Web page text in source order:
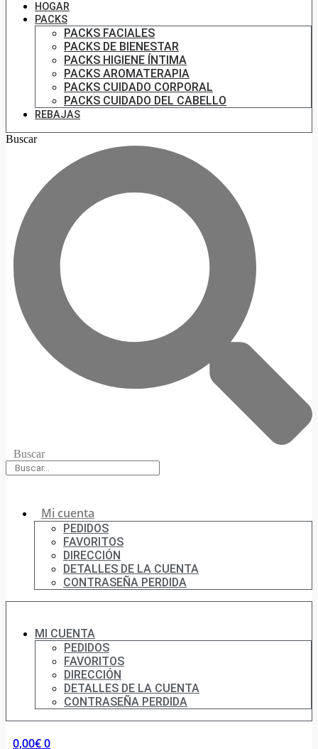
HOGAR
PACKS
PACKS FACIALES
PACKS DE BIENESTAR
PACKS HIGIENE ÍNTIMA
PACKS AROMATERAPIA
PACKS CUIDADO CORPORAL
PACKS CUIDADO DEL CABELLO
REBAJAS
Buscar
Buscar
Mi cuenta
PEDIDOS
FAVORITOS
DIRECCIÓN
DETALLES DE LA CUENTA
CONTRASEÑA PERDIDA
MI CUENTA
PEDIDOS
FAVORITOS
DIRECCIÓN
DETALLES DE LA CUENTA
CONTRASEÑA PERDIDA
0,00€0